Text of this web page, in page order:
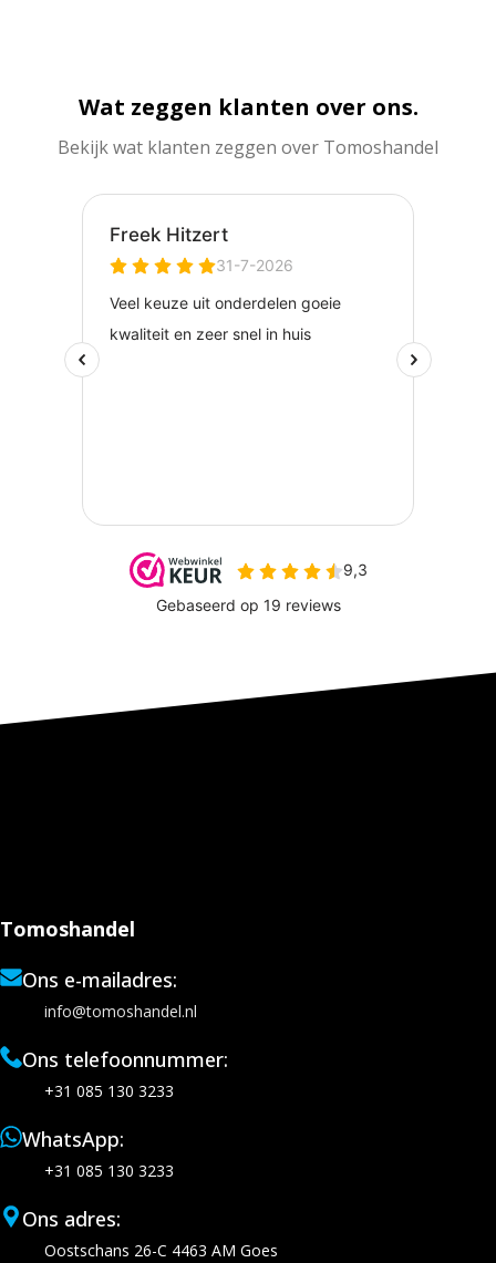
Wat zeggen klanten over ons.
Bekijk wat klanten zeggen over Tomoshandel
Tomoshandel
Ons e-mailadres:
info@tomoshandel.nl
Ons telefoonnummer:
+31 085 130 3233
WhatsApp:
+31 085 130 3233
Ons adres:
Oostschans 26-C 4463 AM Goes